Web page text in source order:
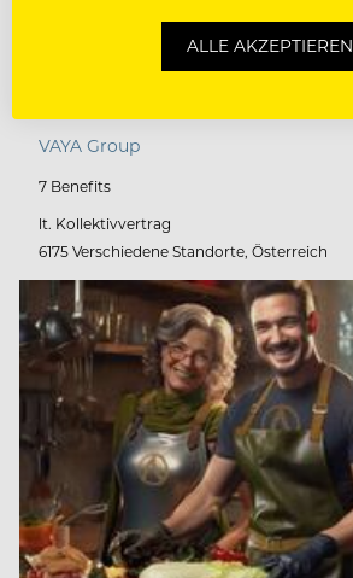
VAYA Group
7 Benefits
lt. Kollektivvertrag
6175 Verschiedene Standorte, Österreich
ALLE AKZEPTIEREN